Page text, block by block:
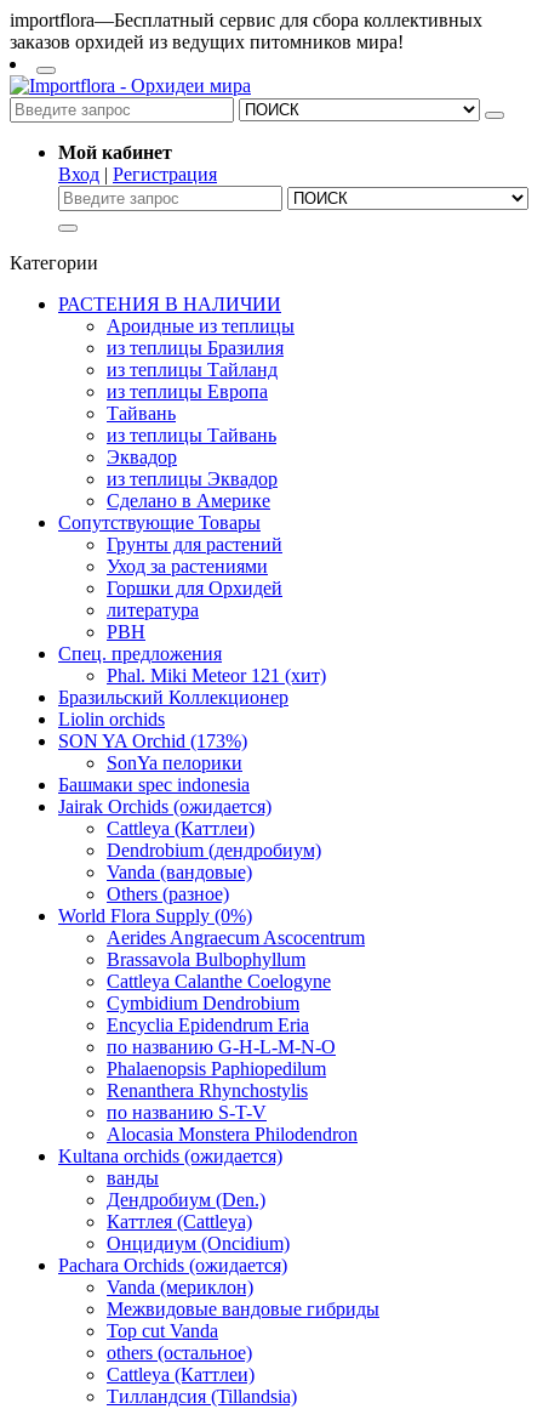
importflora—Бесплатный сервис для сбора коллективных
заказов орхидей из ведущих питомников мира!
Мой кабинет
Вход | Регистрация
Категории
РАСТЕНИЯ В НАЛИЧИИ
Ароидные из теплицы
из теплицы Бразилия
из теплицы Тайланд
из теплицы Европа
Тайвань
из теплицы Тайвань
Эквадор
из теплицы Эквадор
Сделано в Америке
Сопутствующие Товары
Грунты для растений
Уход за растениями
Горшки для Орхидей
литература
РВН
Спец. предложения
Phal. Miki Meteor 121 (хит)
Бразильский Коллекционер
Liolin orchids
SON YA Orchid (173%)
SonYa пелорики
Башмаки spec indonesia
Jairak Orchids (ожидается)
Cattleya (Каттлеи)
Dendrobium (дендробиум)
Vanda (вандовые)
Others (разное)
World Flora Supply (0%)
Aerides Angraecum Ascocentrum
Brassavola Bulbophyllum
Cattleya Calanthe Coelogyne
Cymbidium Dendrobium
Encyclia Epidendrum Eria
по названию G-H-L-M-N-O
Phalaenopsis Paphiopedilum
Renanthera Rhynchostylis
по названию S-T-V
Alocasia Monstera Philodendron
Kultana orchids (ожидается)
ванды
Дендробиум (Den.)
Каттлея (Cattleya)
Онцидиум (Oncidium)
Pachara Orchids (ожидается)
Vanda (мериклон)
Межвидовые вандовые гибриды
Top cut Vanda
others (остальное)
Cattleya (Каттлеи)
Тилландсия (Tillandsia)